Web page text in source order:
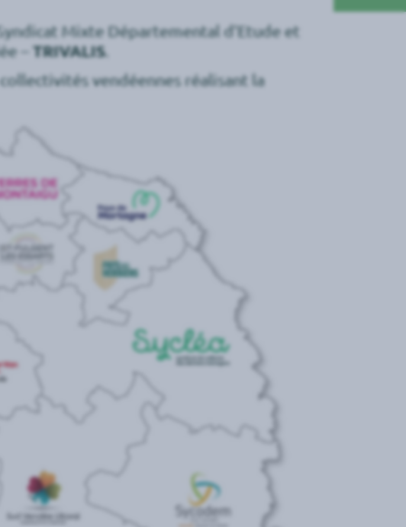
Mixte Départemental d’Etude et
– TRIVALIS.
vendéennes réalisant la